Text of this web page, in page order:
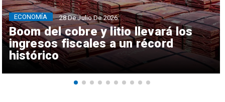
Boom del cobre y litio llevará los
ingresos fiscales a un récord
histórico
ECONOMÍA 28 De Julio De 2026